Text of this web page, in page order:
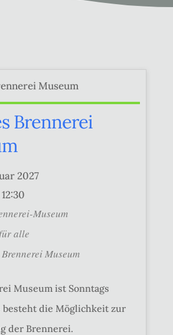
Brennerei
2027
Museum
alle
Brennerei Museum
Museum ist Sonntags
besteht die Möglichkeit zur
der Brennerei.